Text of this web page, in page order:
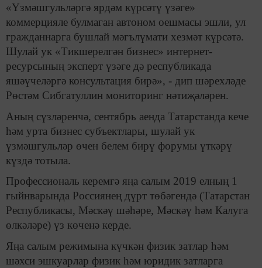
«Үзмәшгульләргә ярдәм күрсәтү үзәге»
коммерцияле булмаган автоном оешмасы эшли, ул
гражданнарга бушлай мәгълүмати хезмәт күрсәтә.
Шулай ук «Тикшерелгән бизнес» интернет-
ресурсының эксперт үзәге дә республикада
яшәүчеләргә консультация бирә», - дип шәрехләде
Рөстәм Сибгатуллин мониторинг нәтиҗәләрен.
Аның сүзләренчә, сентябрь аенда Татарстанда кече
һәм урта бизнес субъектлары, шулай ук
үзмәшгульләр өчен белем бирү форумы үткәрү
күздә тотыла.
Профессиональ керемгә яңа салым 2019 елның 1
гыйнварында Россиянең дүрт төбәгендә (Татарстан
Республикасы, Мәскәү шәһәре, Мәскәү һәм Калуга
өлкәләре) үз көченә керде.
Яңа салым режимына күчкән физик затлар һәм
шәхси эшкуарлар физик һәм юридик затларга